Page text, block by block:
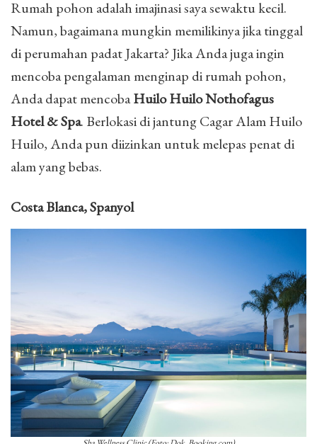
Rumah pohon adalah imajinasi saya sewaktu kecil.
Namun, bagaimana mungkin memilikinya jika tinggal
di perumahan padat Jakarta? Jika Anda juga ingin
mencoba pengalaman menginap di rumah pohon,
Anda dapat mencobaHuilo Huilo Nothofagus
Hotel & Spa. Berlokasi di jantung Cagar Alam Huilo
Huilo, Anda pun diizinkan untuk melepas penat di
alam yang bebas.
Costa Blanca, Spanyol